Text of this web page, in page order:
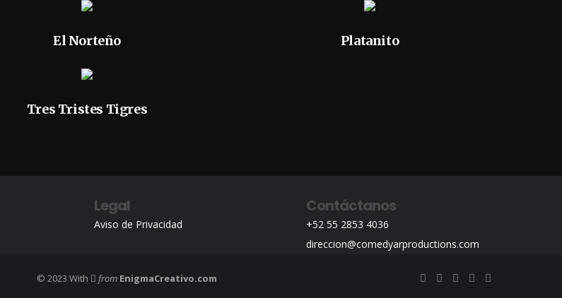
El Norteño Platanito
Tres Tristes Tigres
Legal
Aviso de Privacidad
Contáctanos
+52 55 2853 4036
direccion@comedyarproductions.com
© 2023 With from EnigmaCreativo.com